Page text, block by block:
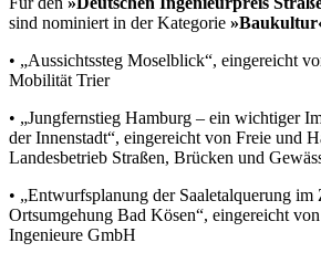
sind nominiert in der Kategorie
• „Aussichtssteg Moselblick“, eingereicht
Mobilität Trier
• „Jungfernstieg Hamburg – ein wichtiger
der Innenstadt“, eingereicht von Freie und
Landesbetrieb Straßen, Brücken und
• „Entwurfsplanung der Saaletalquerung im
Ortsumgehung Bad Kösen“, eingereicht
Ingenieure GmbH